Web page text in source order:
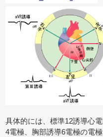
具体的には、標準12誘導心
4電極、胸部誘導6電極の電